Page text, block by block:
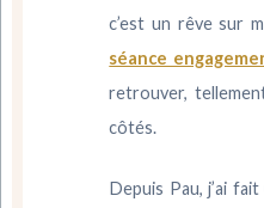
c’est un rêve sur
séance
retrouver,
côtés.
Depuis Pau, j’ai